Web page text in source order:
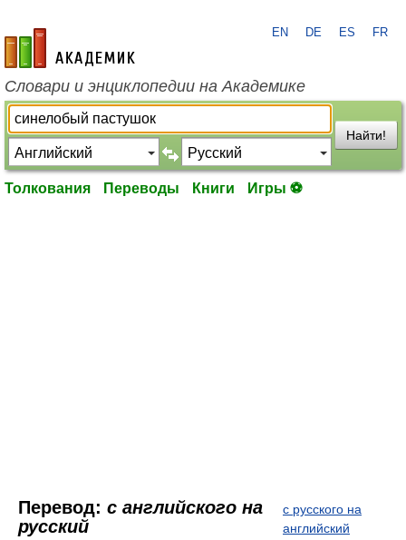
academic.ru
EN DE ES FR
Словари и энциклопедии на Академике
Найти!
Толкования Переводы Книги Игры ⚽
Перевод: с английского на
русский
с русского на
английский